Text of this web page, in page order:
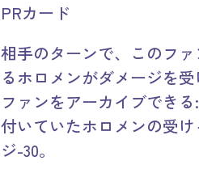
PRカード
相手のターンで、このフ
るホロメンがダメージを
ファンをアーカイブでき
付いていたホロメンの受
ジ-30。